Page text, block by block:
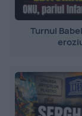
Turnul